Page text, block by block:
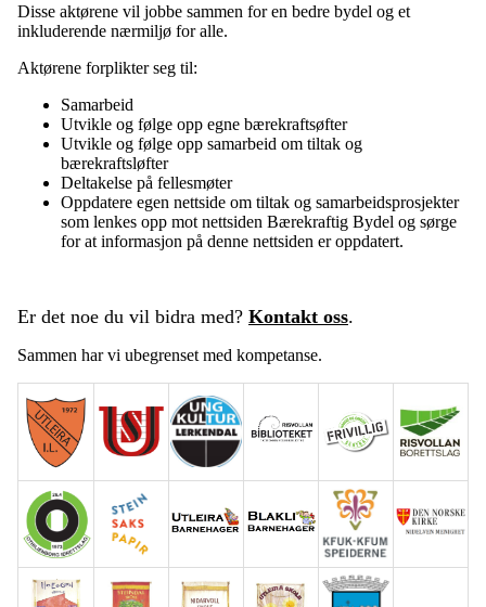
Disse aktørene vil jobbe sammen for en bedre bydel og et
inkluderende nærmiljø for alle.
Aktørene forplikter seg til:
Samarbeid
Utvikle og følge opp egne bærekraftsøfter
Utvikle og følge opp samarbeid om tiltak og
bærekraftsløfter
Deltakelse på fellesmøter
Oppdatere egen nettside om tiltak og samarbeidsprosjekter
som lenkes opp mot nettsiden Bærekraftig Bydel og sørge
for at informasjon på denne nettsiden er oppdatert.
Er det noe du vil bidra med? Kontakt oss.
Sammen har vi ubegrenset med kompetanse.